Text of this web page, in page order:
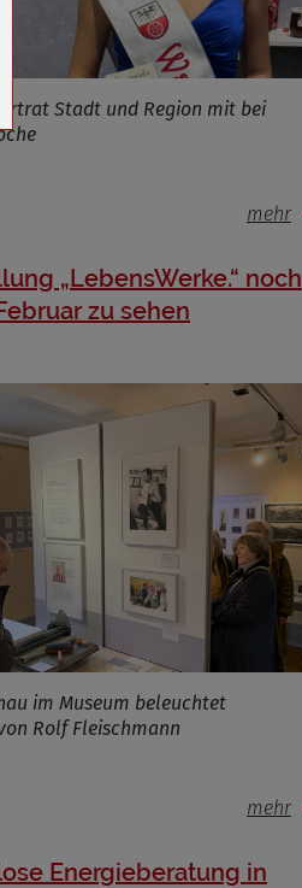
Stadt und Region mit bei
mehr
„LebensWerke.“ noch
zu sehen
im Museum beleuchtet
Rolf Fleischmann
mehr
Energieberatung in